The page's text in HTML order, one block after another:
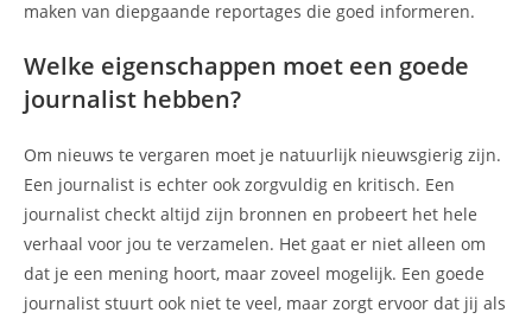
maken van diepgaande reportages die goed informeren.
Welke eigenschappen moet een goede
journalist hebben?
Om nieuws te vergaren moet je natuurlijk nieuwsgierig zijn.
Een journalist is echter ook zorgvuldig en kritisch. Een
journalist checkt altijd zijn bronnen en probeert het hele
verhaal voor jou te verzamelen. Het gaat er niet alleen om
dat je een mening hoort, maar zoveel mogelijk. Een goede
journalist stuurt ook niet te veel, maar zorgt ervoor dat jij als